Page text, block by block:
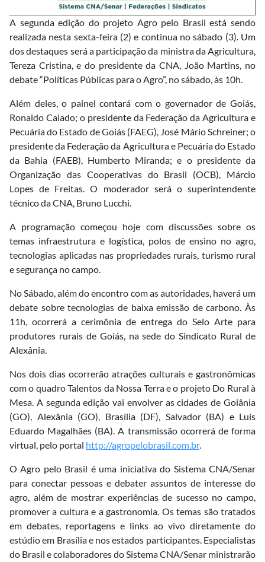
A segunda edição do projeto Agro pelo Brasil está sendo
realizada nesta sexta-feira (2) e continua no sábado (3). Um
dos destaques será a participação da ministra da Agricultura,
Tereza Cristina, e do presidente da CNA, João Martins, no
debate “Políticas Públicas para o Agro”, no sábado, às 10h.
Além deles, o painel contará com o governador de Goiás,
Ronaldo Caiado; o presidente da Federação da Agricultura e
Pecuária do Estado de Goiás (FAEG), José Mário Schreiner; o
presidente da Federação da Agricultura e Pecuária do Estado
da Bahia (FAEB), Humberto Miranda; e o presidente da
Organização das Cooperativas do Brasil (OCB), Márcio
Lopes de Freitas. O moderador será o superintendente
técnico da CNA, Bruno Lucchi.
A programação começou hoje com discussões sobre os
temas infraestrutura e logística, polos de ensino no agro,
tecnologias aplicadas nas propriedades rurais, turismo rural
e segurança no campo.
No Sábado, além do encontro com as autoridades, haverá um
debate sobre tecnologias de baixa emissão de carbono. Às
11h, ocorrerá a cerimônia de entrega do Selo Arte para
produtores rurais de Goiás, na sede do Sindicato Rural de
Alexânia.
Nos dois dias ocorrerão atrações culturais e gastronômicas
com o quadro Talentos da Nossa Terra e o projeto Do Rural à
Mesa. A segunda edição vai envolver as cidades de Goiânia
(GO), Alexânia (GO), Brasília (DF), Salvador (BA) e Luís
Eduardo Magalhães (BA). A transmissão ocorrerá de forma
virtual, pelo portal http://agropelobrasil.com.br.
O Agro pelo Brasil é uma iniciativa do Sistema CNA/Senar
para conectar pessoas e debater assuntos de interesse do
agro, além de mostrar experiências de sucesso no campo,
promover a cultura e a gastronomia. Os temas são tratados
em debates, reportagens e links ao vivo diretamente do
estúdio em Brasília e nos estados participantes. Especialistas
do Brasil e colaboradores do Sistema CNA/Senar ministrarão